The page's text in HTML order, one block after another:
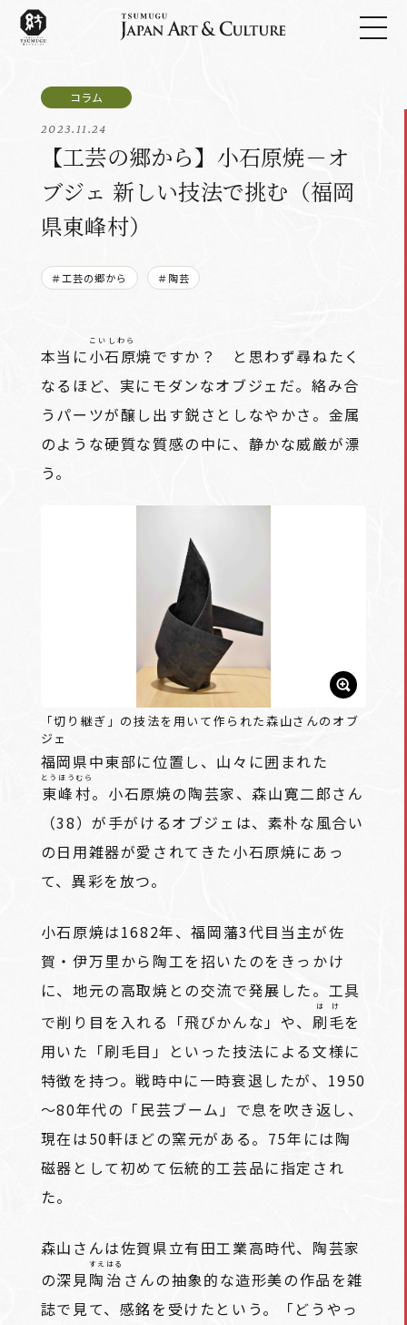
2023.11.24
【工芸の郷から】小石原焼－オ
ブジェ 新しい技法で挑む（福岡
県東峰村）
＃工芸の郷から ＃陶芸
本当に小石原
こいしわら
焼ですか？ と思わず尋ねたく
なるほど、実にモダンなオブジェだ。絡み合
うパーツが醸し出す鋭さとしなやかさ。金属
のような硬質な質感の中に、静かな威厳が漂
う。
「切り継ぎ」の技法を用いて作られた森山さんのオブ
ジェ
福岡県中東部に位置し、山々に囲まれた
東峰村
とうほうむら
。小石原焼の陶芸家、森山寛二郎さん
（38）が手がけるオブジェは、素朴な風合い
の日用雑器が愛されてきた小石原焼にあっ
て、異彩を放つ。
小石原焼は1682年、福岡藩3代目当主が佐
賀・伊万里から陶工を招いたのをきっかけ
に、地元の高取焼との交流で発展した。工具
で削り目を入れる「飛びかんな」や、 刷毛
はけ
を
用いた「刷毛目」といった技法による文様に
特徴を持つ。戦時中に一時衰退したが、1950
～80年代の「民芸ブーム」で息を吹き返し、
現在は50軒ほどの窯元がある。75年には陶
磁器として初めて伝統的工芸品に指定され
た。
森山さんは佐賀県立有田工業高時代、陶芸家
の深見陶治
すえはる
さんの抽象的な造形美の作品を雑
誌で見て、感銘を受けたという。「どうやっ